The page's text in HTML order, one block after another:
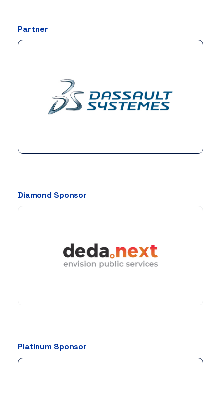
Partner
Diamond Sponsor
Platinum Sponsor